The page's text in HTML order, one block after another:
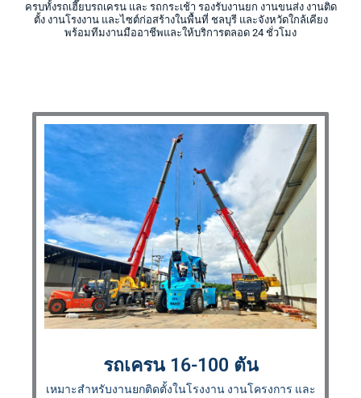
ครบทั้งรถเฮี๊ยบรถเครน และ รถกระเช้า รองรับงานยก งานขนส่ง งานติด
ตั้ง งานโรงงาน และไซต์ก่อสร้างในพื้นที่ ชลบุรี และจังหวัดใกล้เคียง
พร้อมทีมงานมืออาชีพและให้บริการตลอด 24 ชั่วโมง
รถเครน 16-100 ตัน
เหมาะสำหรับงานยกติดตั้งในโรงงาน งานโครงการ และ